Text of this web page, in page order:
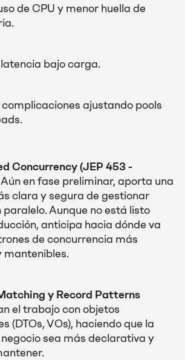
de CPU y menor huella de
bajo carga.
ajustando pools
Concurrency (JEP 453 -
Aún en fase preliminar, aporta una
clara y segura de gestionar
Aunque no está listo
anticipa hacia dónde va
de concurrencia más
mantenibles.
y Record Patterns
el trabajo con objetos
(DTOs, VOs), haciendo que la
sea más declarativa y